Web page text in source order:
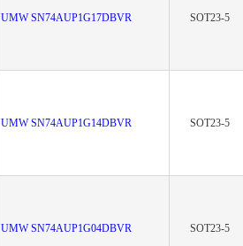
UMW SN74AUP1G17DBVR SOT23-5
UMW SN74AUP1G14DBVR SOT23-5
UMW SN74AUP1G04DBVR SOT23-5